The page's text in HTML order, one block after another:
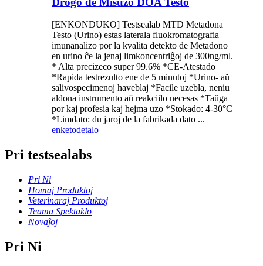
[ENKONDUKO] Testsealab MTD Metadona
Testo (Urino) estas laterala fluokromatografia
imunanalizo por la kvalita detekto de Metadono
en urino ĉe la jenaj limkoncentriĝoj de 300ng/ml.
* Alta precizeco super 99.6% *CE-Atestado
*Rapida testrezulto ene de 5 minutoj *Urino- aŭ
salivospecimenoj haveblaj *Facile uzebla, neniu
aldona instrumento aŭ reakciilo necesas *Taŭga
por kaj profesia kaj hejma uzo *Stokado: 4-30°C
*Limdato: du jaroj de la fabrikada dato ...
enketodetalo
Pri testsealabs
Pri Ni
Homaj Produktoj
Veterinaraj Produktoj
Teama Spektaklo
Novaĵoj
Pri Ni